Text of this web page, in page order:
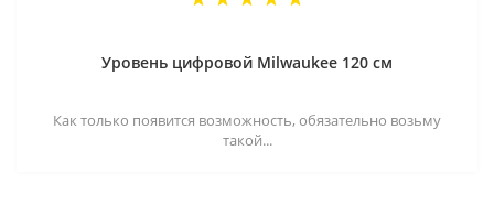
Уровень цифровой Milwaukee 120 см
Как только появится возможность, обязательно возьму
такой...